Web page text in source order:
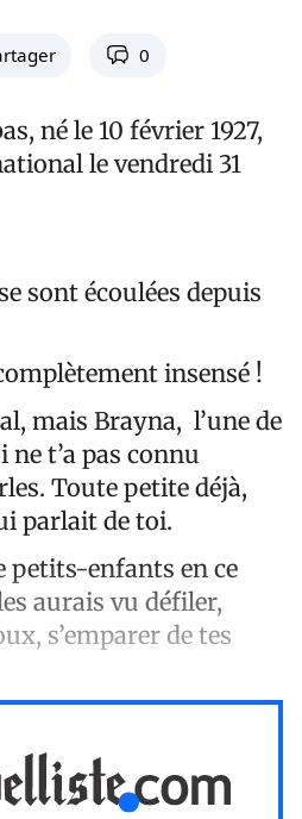
0
né le 10 février 1927,
le vendredi 31
sont écoulées depuis
insensé !
mais Brayna, l’une de
t’a pas connu
Toute petite déjà,
parlait de toi.
petits-enfants en ce
aurais vu défiler,
s’emparer de tes